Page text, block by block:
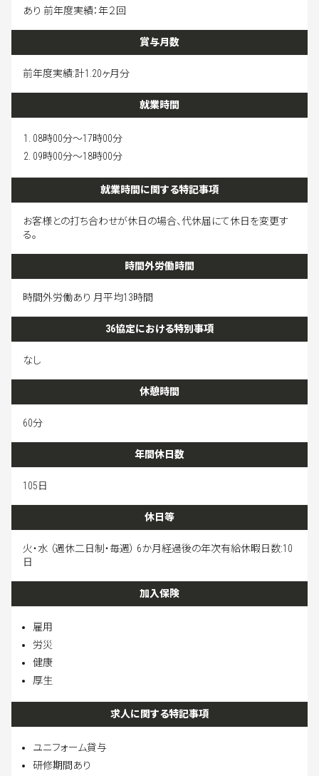
あり 前年度実績：年２回
賞与月数
前年度実績:計1.20ヶ月分
就業時間
08時00分～17時00分
09時00分～18時00分
就業時間に関する特記事項
お客様との打ち合わせが休日の場合、代休届にて休日を変更す
る。
時間外労働時間
時間外労働あり 月平均13時間
36協定における特別事項
なし
休憩時間
60分
年間休日数
105日
休日等
火・水 （週休二日制・毎週） 6か月経過後の年次有給休暇日数:10
日
加入保険
雇用
労災
健康
厚生
求人に関する特記事項
ユニフォーム貸与
研修期間あり